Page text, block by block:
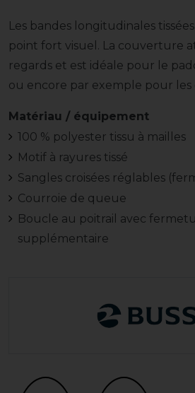
Les bandes longitudinales
point fort visuel. La couverture
regards et est idéale pour le
ou encore par exemple pour les
Matériau / équipement
100 % polyester tissu à mailles
Motif à rayures tissé
Sangles croisées réglables
Courroie de queue
Boucle au poitrail avec
supplémentaire